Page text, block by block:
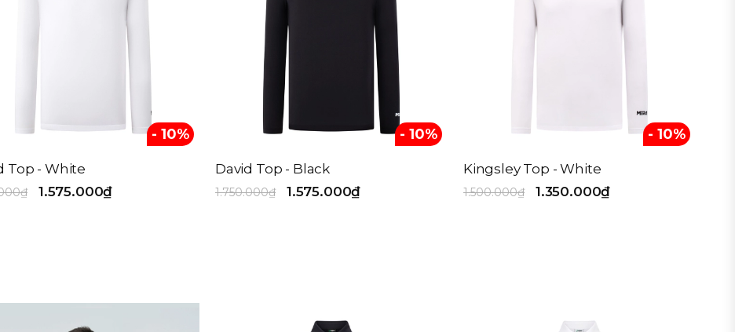
- 10%
Top - White
1.575.000₫
- 10%
David Top - Black
1.750.000₫ 1.575.000₫
- 10%
Kingsley Top - White
1.500.000₫ 1.350.000₫